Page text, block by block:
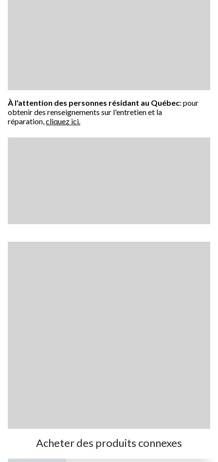
À l'attention des personnes résidant au Québec: pour
obtenir des renseignements sur l'entretien et la
réparation,cliquez ici.
Acheter des produits connexes